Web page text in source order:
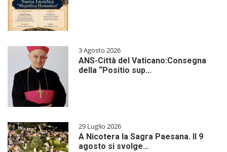
3 Agosto 2026
ANS-Città del Vaticano:Consegna
della “Positio sup…
29 Luglio 2026
A Nicotera la Sagra Paesana. Il 9
agosto si svolge…